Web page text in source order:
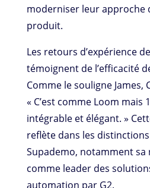
moderniser leur approche
produit.
Les retours d’expérience
témoignent de l’efficacité
Comme le souligne James,
« C’est comme Loom mais
intégrable et élégant. »
reflète dans les
Supademo, notamment sa
comme leader des
automation par G2.